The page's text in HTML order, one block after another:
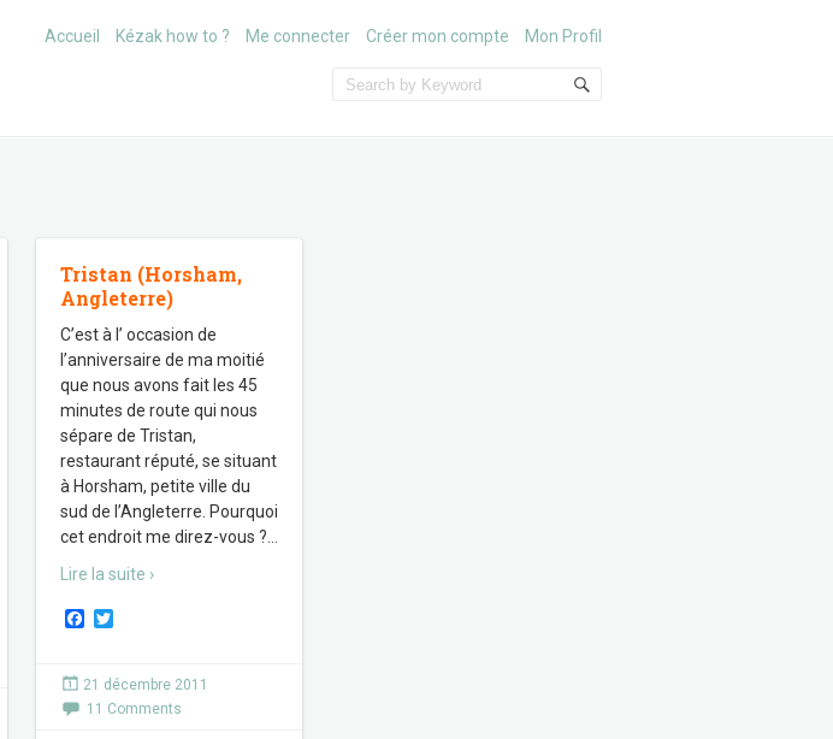
Accueil Kézak how to ? Me connecter Créer mon compte Mon Profil
Tristan (Horsham,
Angleterre)
C’est à l’ occasion de
l’anniversaire de ma moitié
que nous avons fait les 45
minutes de route qui nous
sépare de Tristan,
restaurant réputé, se situant
à Horsham, petite ville du
sud de l’Angleterre. Pourquoi
cet endroit me direz-vous ?
Lire la suite ›
F
e
b
o
t
t
e
21 décembre 2011
11 Comments